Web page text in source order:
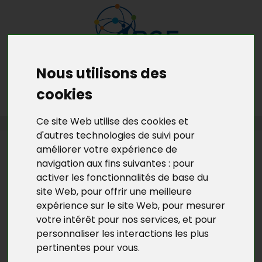
Nous utilisons des
cookies
Ce site Web utilise des cookies et
d'autres technologies de suivi pour
améliorer votre expérience de
navigation aux fins suivantes : pour
activer les fonctionnalités de base du
site Web, pour offrir une meilleure
expérience sur le site Web, pour mesurer
votre intérêt pour nos services,et pour
personnaliser les interactions les plus
pertinentes pour vous.
ACCUEIL> L’ACTU DE BGE YVELINES>L'ACTU DU DLA 78
L’ACTU DE BGE YVELINES
LES RDV DE L'AUTOMNE DU CRIB
Le CRIB(Centre de ressources et d'Information pour
les bénévoles) qui a pour vocation d'informer et
orienter les dirigeants et bénévoles associatifs
convie à ses rencontres.